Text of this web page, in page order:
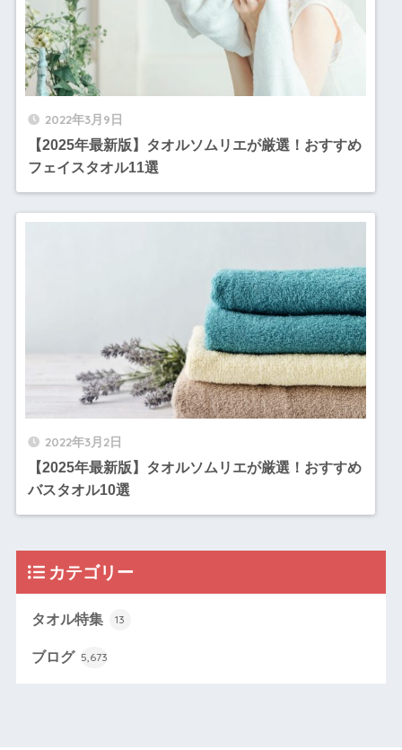
2022年3月9日
【2025年最新版】タオルソムリエが厳選！おすすめ
フェイスタオル11選
2022年3月2日
【2025年最新版】タオルソムリエが厳選！おすすめ
バスタオル10選
カテゴリー
タオル特集 13
ブログ 5,673